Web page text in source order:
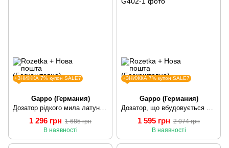
+ЗНИЖКА 7% купон SALE7
Gappo (Германия)
Дозатор рідкого мила латунь/пластик 300 мл теплий пісочний GAPPO G404-3 1/30
1 296 грн 1 685 грн
В наявності
+ЗНИЖКА 7% купон SALE7
Gappo (Германия)
Дозатор, що вбудовується в мийку GAPPO G402-1, латунь/пластик, чорний 300 мл
1 595 грн 2 074 грн
В наявності